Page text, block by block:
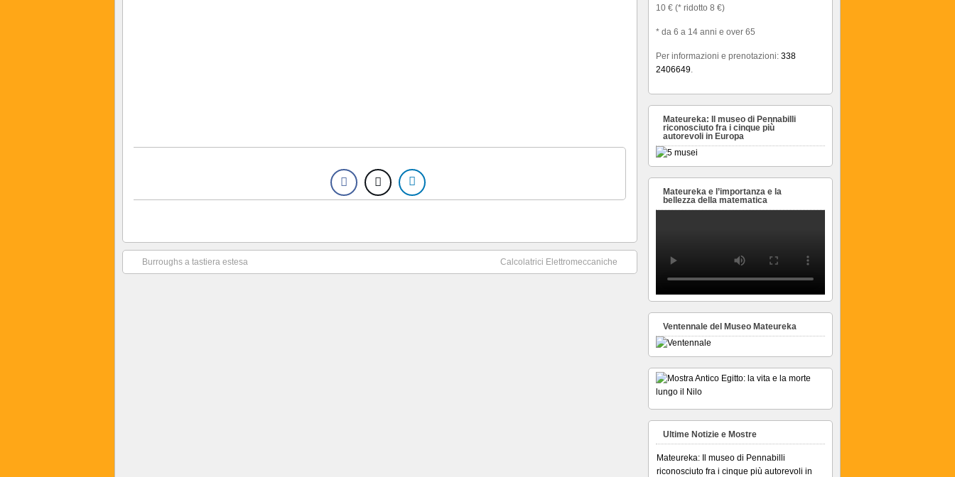
Burroughs a tastiera estesa Calcolatrici Elettromeccaniche
10 € (* ridotto 8 €)
* da 6 a 14 anni e over 65
Per informazioni e prenotazioni: 338
2406649.
Mateureka: Il museo di Pennabilli
riconosciuto fra i cinque più
autorevoli in Europa
Mateureka e l’importanza e la
bellezza della matematica
Ventennale del Museo Mateureka
Ultime Notizie e Mostre
Mateureka: Il museo di Pennabilli
riconosciuto fra i cinque più autorevoli in